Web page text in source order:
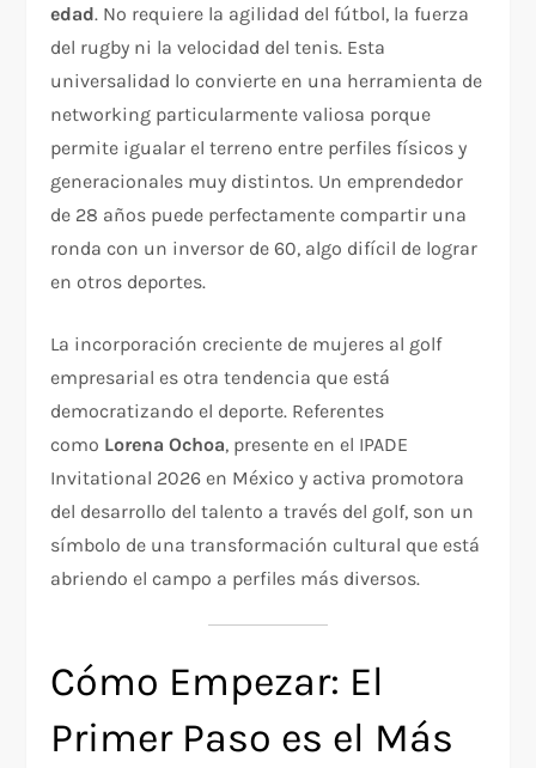
edad. No requiere la agilidad del fútbol, la fuerza
del rugby ni la velocidad del tenis. Esta
universalidad lo convierte en una herramienta de
networking particularmente valiosa porque
permite igualar el terreno entre perfiles físicos y
generacionales muy distintos. Un emprendedor
de 28 años puede perfectamente compartir una
ronda con un inversor de 60, algo difícil de lograr
en otros deportes.
La incorporación creciente de mujeres al golf
empresarial es otra tendencia que está
democratizando el deporte. Referentes
como Lorena Ochoa, presente en el IPADE
Invitational 2026 en México y activa promotora
del desarrollo del talento a través del golf, son un
símbolo de una transformación cultural que está
abriendo el campo a perfiles más diversos.
Cómo Empezar: El
Primer Paso es el Más